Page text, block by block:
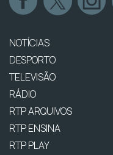
NOTÍCIAS
DESPORTO
TELEVISÃO
RÁDIO
RTP ARQUIVOS
RTP ENSINA
RTP PLAY